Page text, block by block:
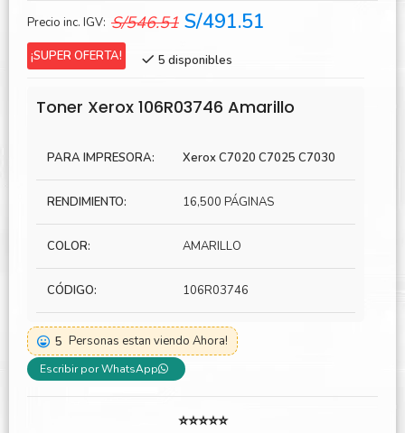
Precio inc. IGV: S/546.51 El
original
S/546.51.
S/491.51
S/491.51.
¡SUPER OFERTA! 5 disponibles
Toner Xerox 106R03746 Amarillo
PARA IMPRESORA: Xerox C7020 C7025 C7030
RENDIMIENTO: 16,500 PÁGINAS
COLOR: AMARILLO
CÓDIGO: 106R03746
5 Personas estan viendo Ahora!
Escribir por WhatsApp
⭐⭐⭐⭐⭐